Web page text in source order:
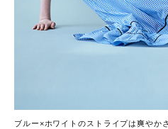
ブルー×ホワイトのストライプは爽やか